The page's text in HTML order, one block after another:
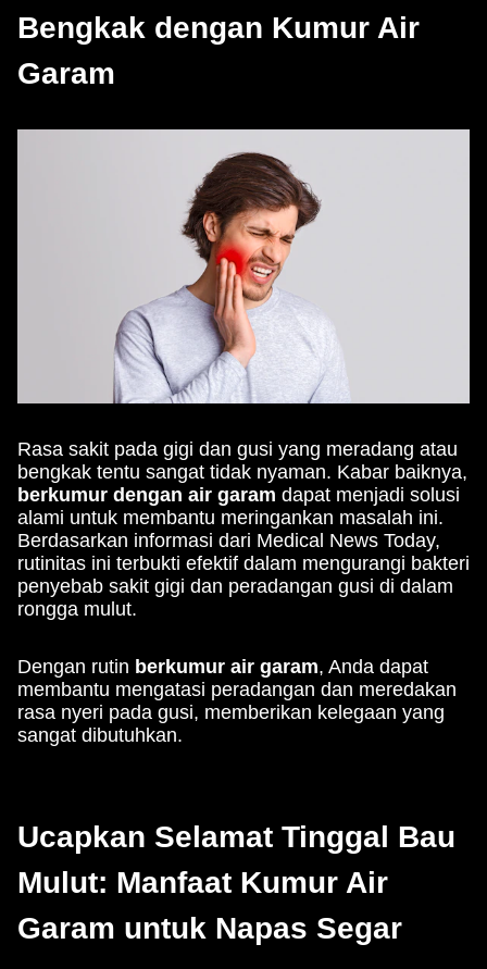
Bengkak dengan Kumur Air
Garam
Rasa sakit pada gigi dan gusi yang meradang atau
bengkak tentu sangat tidak nyaman. Kabar baiknya,
berkumur dengan air garam dapat menjadi solusi
alami untuk membantu meringankan masalah ini.
Berdasarkan informasi dari Medical News Today,
rutinitas ini terbukti efektif dalam mengurangi bakteri
penyebab sakit gigi dan peradangan gusi di dalam
rongga mulut.
Dengan rutin berkumur air garam, Anda dapat
membantu mengatasi peradangan dan meredakan
rasa nyeri pada gusi, memberikan kelegaan yang
sangat dibutuhkan.
Ucapkan Selamat Tinggal Bau
Mulut: Manfaat Kumur Air
Garam untuk Napas Segar